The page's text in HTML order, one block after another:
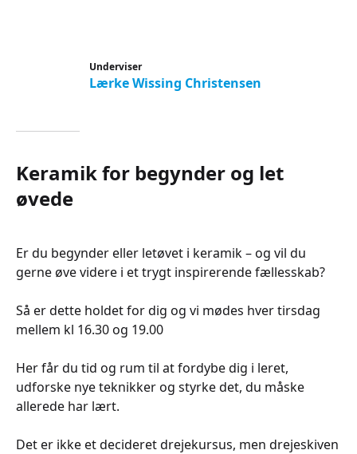
Underviser
Lærke Wissing Christensen
Keramik for begynder og let
øvede
Er du begynder eller letøvet i keramik – og vil du
gerne øve videre i et trygt inspirerende fællesskab?
Så er dette holdet for dig og vi mødes hver tirsdag
mellem kl 16.30 og 19.00
Her får du tid og rum til at fordybe dig i leret,
udforske nye teknikker og styrke det, du måske
allerede har lært.
Det er ikke et decideret drejekursus, men drejeskiven